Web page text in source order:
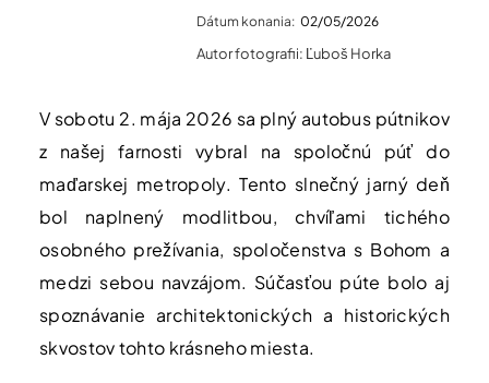
Dátum konania: 02/05/2026
Autor fotografii: Ľuboš Horka
V sobotu 2. mája 2026 sa plný autobus pútnikov
z našej farnosti vybral na spoločnú púť do
maďarskej metropoly. Tento slnečný jarný deň
bol naplnený modlitbou, chvíľami tichého
osobného prežívania, spoločenstva s Bohom a
medzi sebou navzájom. Súčasťou púte bolo aj
spoznávanie architektonických a historických
skvostov tohto krásneho miesta.